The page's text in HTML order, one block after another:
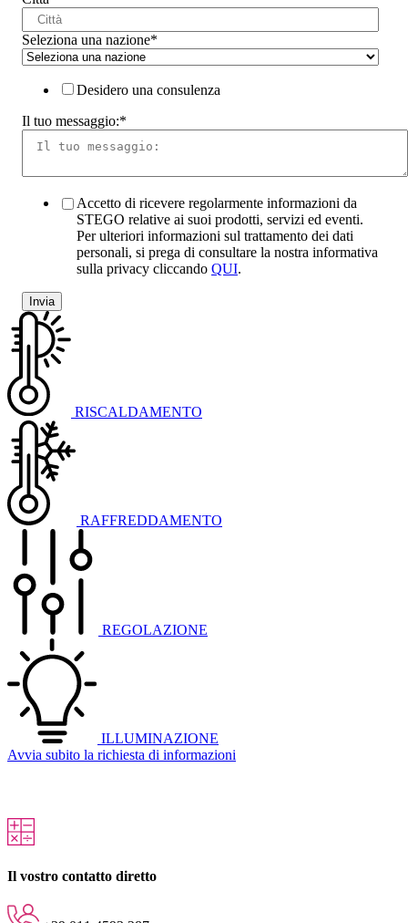
Seleziona una nazione*
Desidero una consulenza
Il tuo messaggio:*
Accetto di ricevere regolarmente informazioni da
STEGO relative ai suoi prodotti, servizi ed eventi.
Per ulteriori informazioni sul trattamento dei dati
personali, si prega di consultare la nostra informativa
sulla privacy cliccando QUI.
RISCALDAMENTO
RAFFREDDAMENTO
REGOLAZIONE
ILLUMINAZIONE
Avvia subito la richiesta di informazioni
Il vostro contatto diretto